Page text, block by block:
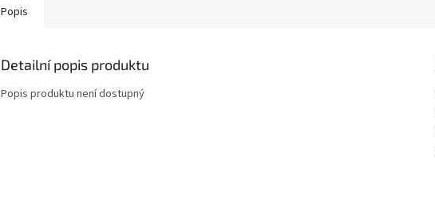
Popis
Detailní popis produktu
Popis produktu není dostupný